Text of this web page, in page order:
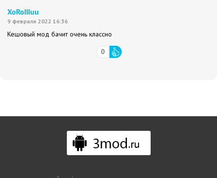
XoRoIIIuu
9 февраля 2022 16:36
Кешовый мод бачит очень классно
0